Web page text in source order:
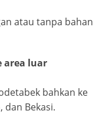
atau tanpa bahan
area luar
bahkan ke
dan Bekasi.